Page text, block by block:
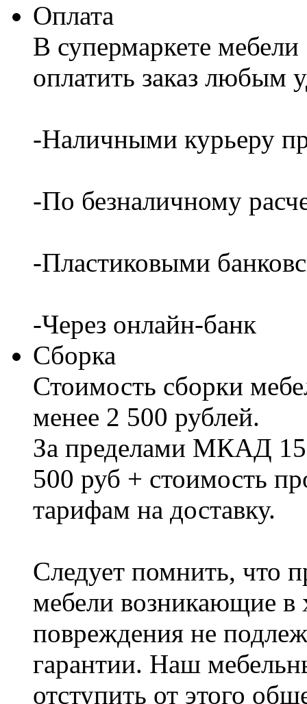
Оплата
В супермаркете
оплатить заказ любым
-Наличными курьеру
-По безналичному
-Пластиковыми
-Через онлайн-банк
Сборка
Стоимость сборки
менее 2 500 рублей.
За пределами МКАД
500 руб + стоимость
тарифам на доставку.
Следует помнить, что
мебели возникающие в
повреждения не
гарантии. Наш
отступить от этого